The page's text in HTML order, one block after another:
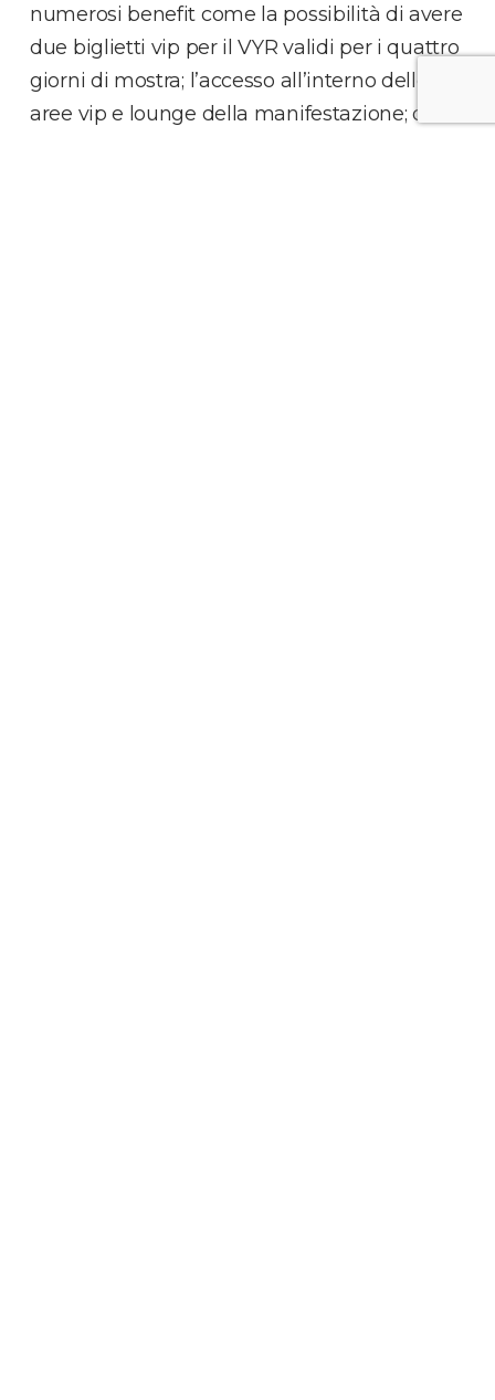
numerosi benefit come la possibilità di avere
due biglietti vip per il VYR validi per i quattro
giorni di mostra; l’accesso all’interno delle
aree vip e lounge della manifestazione; due